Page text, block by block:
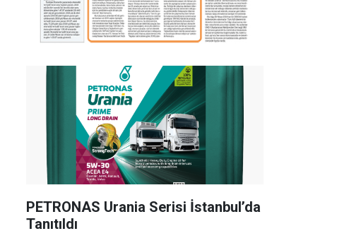
PETRONAS Urania Serisi İstanbul’da
Tanıtıldı